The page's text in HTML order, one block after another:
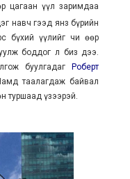
цагаан үүл заримдаа
навч гээд янз бүрийн
бүхий үүлийг чи өөр
боддог л биз дээ.
буулгадаг
Роберт
таалагдаж байвал
туршаад үзээрэй.